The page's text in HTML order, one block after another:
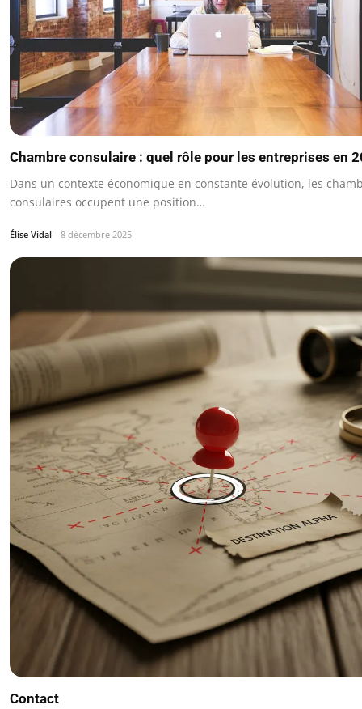
Chambre consulaire : quel rôle pour les entreprises en
Dans un contexte économique en constante évolution, les
consulaires occupent une position…
Élise Vidal 8 décembre 2025
Contact